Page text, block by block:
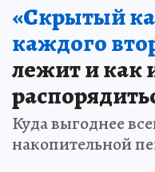
«Скрытый
каждого
лежит и как
Куда выгоднее
накопительной